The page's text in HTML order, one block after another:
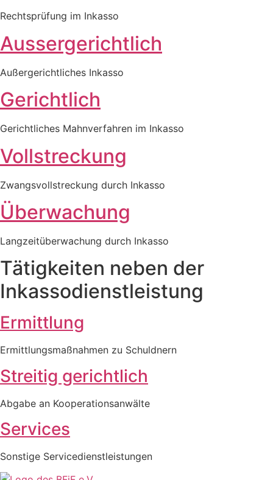
Rechtsprüfung im Inkasso
Aussergerichtlich
Außergerichtliches Inkasso
Gerichtlich
Gerichtliches Mahnverfahren im Inkasso
Vollstreckung
Zwangsvollstreckung durch Inkasso
Überwachung
Langzeitüberwachung durch Inkasso
Tätigkeiten neben der
Inkassodienstleistung
Ermittlung
Ermittlungsmaßnahmen zu Schuldnern
Streitig gerichtlich
Abgabe an Kooperationsanwälte
Services
Sonstige Servicedienstleistungen